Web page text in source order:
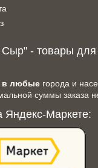
- товары
в любые города и
суммы заказа
Яндекс-Маркете: